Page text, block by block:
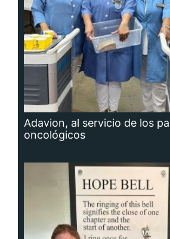
Adavion, al servicio de los
oncológicos